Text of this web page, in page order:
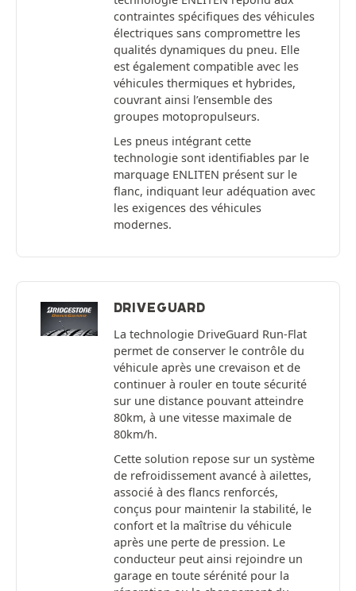
contraintes spécifiques des véhicules
électriques sans compromettre les
qualités dynamiques du pneu. Elle
est également compatible avec les
véhicules thermiques et hybrides,
couvrant ainsi l’ensemble des
groupes motopropulseurs.
Les pneus intégrant cette
technologie sont identifiables par le
marquage ENLITEN présent sur le
flanc, indiquant leur adéquation avec
les exigences des véhicules
modernes.
DRIVEGUARD
La technologie DriveGuard Run-Flat
permet de conserver le contrôle du
véhicule après une crevaison et de
continuer à rouler en toute sécurité
sur une distance pouvant atteindre
80km, à une vitesse maximale de
80km/h.
Cette solution repose sur un système
de refroidissement avancé à ailettes,
associé à des flancs renforcés,
conçus pour maintenir la stabilité, le
confort et la maîtrise du véhicule
après une perte de pression. Le
conducteur peut ainsi rejoindre un
garage en toute sérénité pour la